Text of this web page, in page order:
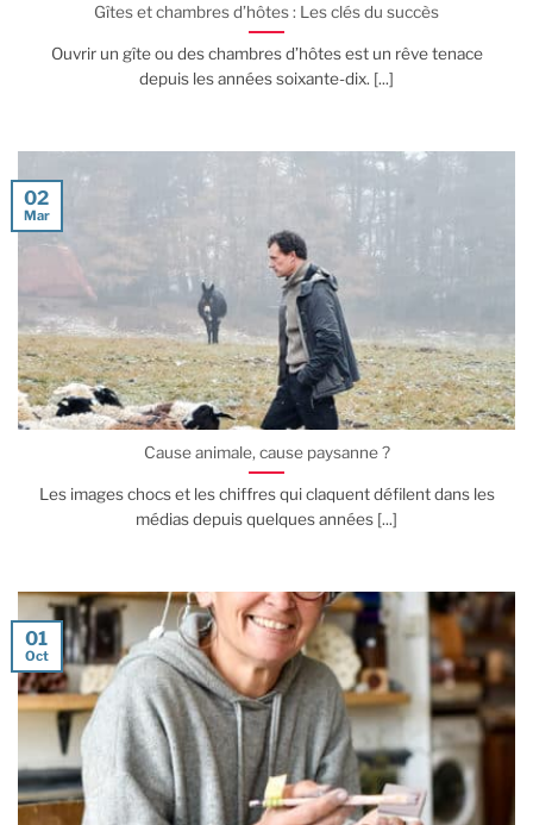
Gîtes et chambres d’hôtes : Les clés du succès
Ouvrir un gîte ou des chambres d’hôtes est un rêve tenace
depuis les années soixante-dix. [...]
Cause animale, cause paysanne ?
Les images chocs et les chiffres qui claquent défilent dans les
médias depuis quelques années [...]
02
Mar
01
Oct